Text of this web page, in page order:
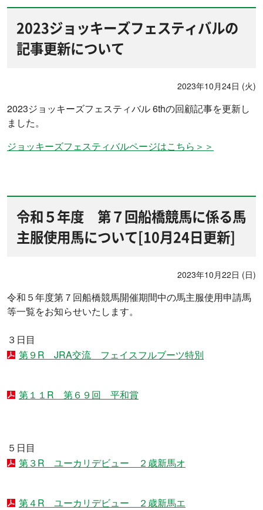
2023ジョッキーズフェスティバルの
記事更新について
2023年10月24日 (火)
2023ジョッキーズフェスティバル 6thの回顧記事を更新し
ました。
ジョッキーズフェスティバルページはこちら＞＞
令和５年度 第７回船橋競馬に係る馬
主服使用馬について[10月24日更新]
2023年10月22日 (日)
令和５年度第７回船橋競馬開催期間中の馬主服使用申請馬
等一覧をお知らせいたします。
３日目
第９R JRA交流 フェイスフルブーツ特別
第１１R 第６９回 平和賞
５日目
第３R ユーカリデビュー ２歳新馬オ
第４R ユーカリデビュー ２歳新馬エ